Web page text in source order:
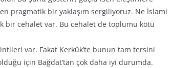
pragmatik bir yaklaşım sergiliyoruz. Ne İslami
bir cehalet var. Bu cehalet de toplumu kötü
var. Fakat Kerkük’te bunun tam tersini
için Bağdat’tan çok daha iyi durumda.